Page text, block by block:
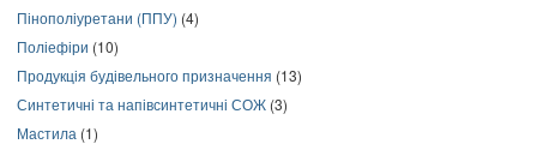
Пінополіуретани (ППУ) (4)
Поліефіри (10)
Продукція будівельного призначення (13)
Синтетичні та напівсинтетичні СОЖ (3)
Мастила (1)